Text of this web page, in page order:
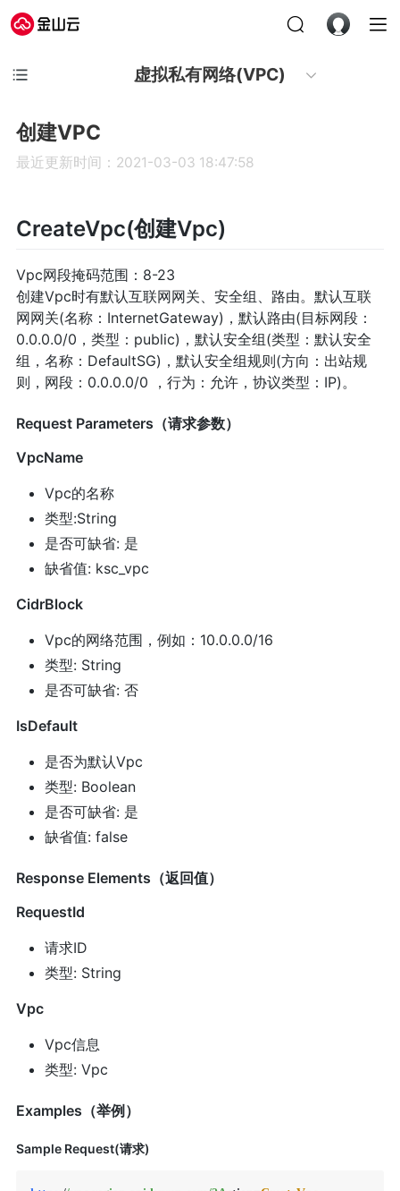
虚拟私有网络(VPC)
创建VPC
最近更新时间：2021-03-03 18:47:58
CreateVpc(创建Vpc)
Vpc网段掩码范围：8-23
创建Vpc时有默认互联网网关、安全组、路由。默认互联
网网关(名称：InternetGateway)，默认路由(目标网段：
0.0.0.0/0，类型：public)，默认安全组(类型：默认安全
组，名称：DefaultSG)，默认安全组规则(方向：出站规
则，网段：0.0.0.0/0 ，行为：允许，协议类型：IP)。
Request Parameters（请求参数）
VpcName
Vpc的名称
类型:String
是否可缺省: 是
缺省值: ksc_vpc
CidrBlock
Vpc的网络范围，例如：10.0.0.0/16
类型: String
是否可缺省: 否
IsDefault
是否为默认Vpc
类型: Boolean
是否可缺省: 是
缺省值: false
Response Elements（返回值）
RequestId
请求ID
类型: String
Vpc
Vpc信息
类型: Vpc
Examples（举例）
Sample Request(请求)